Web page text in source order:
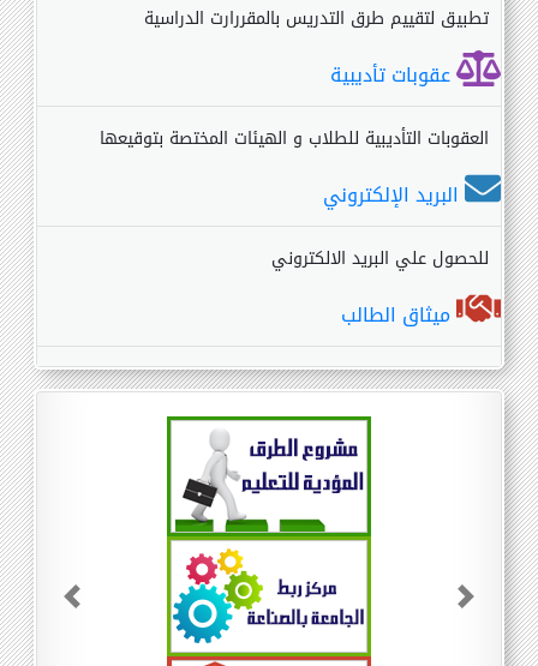
تطبيق لتقييم طرق التدريس بالمقررارت الدراسية
عقوبات تأديبية
العقوبات التأديبية للطلاب و الهيئات المختصة بتوقيعها
البريد الإلكتروني
للحصول علي البريد الالكتروني
ميثاق الطالب
Previous Next